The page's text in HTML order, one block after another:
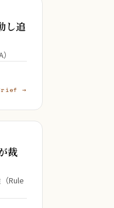
し追
→
裁
Rule